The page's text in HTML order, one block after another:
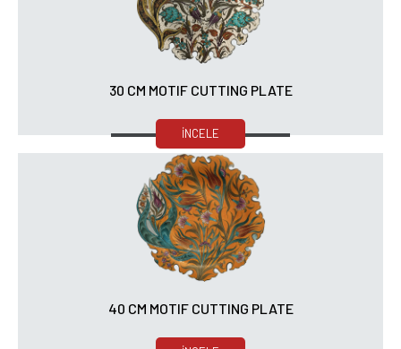
30 CM MOTIF CUTTING PLATE
İNCELE
40 CM MOTIF CUTTING PLATE